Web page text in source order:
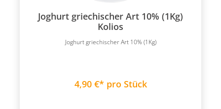
Joghurt griechischer Art 10% (1Kg)
Kolios
Joghurt griechischer Art 10% (1Kg)
4,90 €* pro Stück